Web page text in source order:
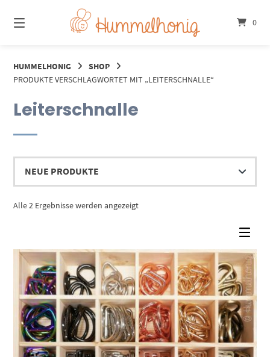
zum
Inhalt
0
HUMMELHONIG
SHOP
PRODUKTE VERSCHLAGWORTET MIT „LEITERSCHNALLE“
Leiterschnalle
Alle 2 Ergebnisse werden angezeigtNach